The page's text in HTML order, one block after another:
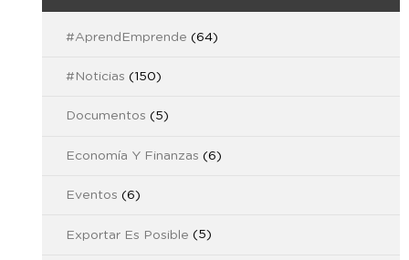
#AprendEmprende (64)
#Noticias (150)
Documentos (5)
Economía Y Finanzas (6)
Eventos (6)
Exportar Es Posible (5)